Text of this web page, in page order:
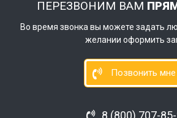
ПЕРЕЗВОНИМ ВАМ
Во время звонка вы можете задать
желании оформить
Позвонить мне
8 (800) 707-